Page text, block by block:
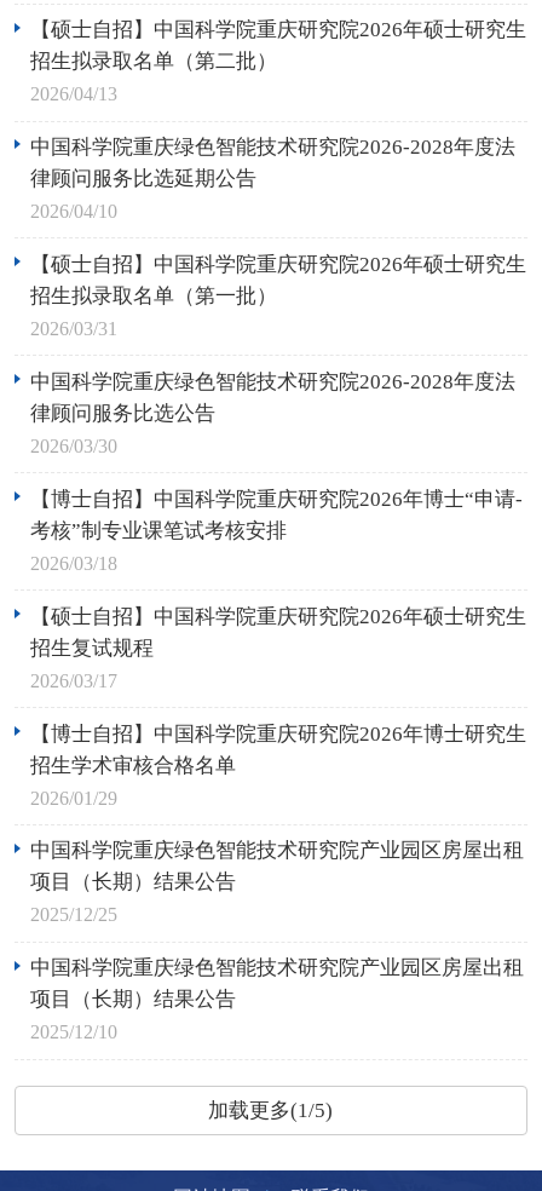
【硕士自招】中国科学院重庆研究院2026年硕士研究生
招生拟录取名单（第二批）
2026/04/13
中国科学院重庆绿色智能技术研究院2026-2028年度法
律顾问服务比选延期公告
2026/04/10
【硕士自招】中国科学院重庆研究院2026年硕士研究生
招生拟录取名单（第一批）
2026/03/31
中国科学院重庆绿色智能技术研究院2026-2028年度法
律顾问服务比选公告
2026/03/30
【博士自招】中国科学院重庆研究院2026年博士“申请-
考核”制专业课笔试考核安排
2026/03/18
【硕士自招】中国科学院重庆研究院2026年硕士研究生
招生复试规程
2026/03/17
【博士自招】中国科学院重庆研究院2026年博士研究生
招生学术审核合格名单
2026/01/29
中国科学院重庆绿色智能技术研究院产业园区房屋出租
项目（长期）结果公告
2025/12/25
中国科学院重庆绿色智能技术研究院产业园区房屋出租
项目（长期）结果公告
2025/12/10
加载更多(1/5)